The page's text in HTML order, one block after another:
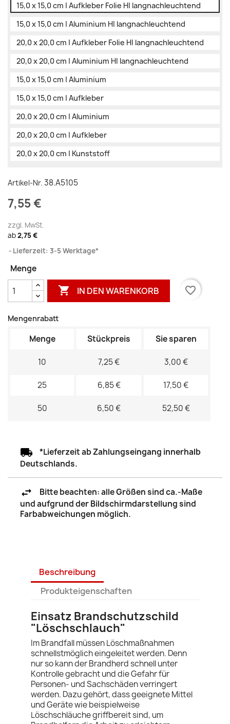
15,0 x 15,0 cm | Aufkleber Folie HI langnachleuchtend
15,0 x 15,0 cm | Aluminium HI langnachleuchtend
20,0 x 20,0 cm | Aufkleber Folie HI langnachleuchtend
20,0 x 20,0 cm | Aluminium HI langnachleuchtend
15,0 x 15,0 cm | Aluminium
15,0 x 15,0 cm | Aufkleber
20,0 x 20,0 cm | Aluminium
20,0 x 20,0 cm | Aufkleber
20,0 x 20,0 cm | Kunststoff
Artikel-Nr. 38.A5105
7,55 €
zzgl. MwSt.
ab2,75 €
Lieferzeit: 3-5 Werktage*
Menge
 IN DEN WARENKORB favorite_border
Mengenrabatt
Menge Stückpreis Sie sparen
10 7,25 € 3,00 €
25 6,85 € 17,50 €
50 6,50 € 52,50 €
*Lieferzeit ab Zahlungseingang innerhalb
Deutschlands.
Bitte beachten: alle Größen sind ca.-Maße
und aufgrund der Bildschirmdarstellung sind
Farbabweichungen möglich.
Beschreibung
Produkteigenschaften
Einsatz Brandschutzschild
"Löschschlauch"
Im Brandfall müssen Löschmaßnahmen
schnellstmöglich eingeleitet werden. Denn
nur so kann der Brandherd schnell unter
Kontrolle gebracht und die Gefahr für
Personen- und Sachschäden verringert
werden. Dazu gehört, dass geeignete Mittel
und Geräte wie beispielweise
Löschschläuche griffbereit sind, um